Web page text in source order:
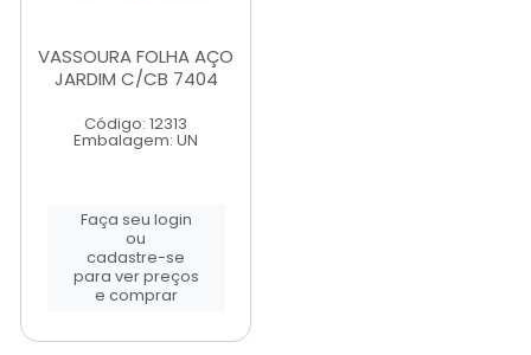
VASSOURA FOLHA AÇO
JARDIM C/CB 7404
Código: 12313
Embalagem: UN
Faça seu login
ou
cadastre-se
para ver preços
e comprar